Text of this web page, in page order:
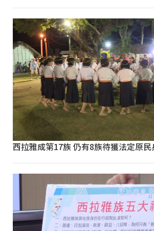
西拉雅成第17族 仍有8族待獲法定原民